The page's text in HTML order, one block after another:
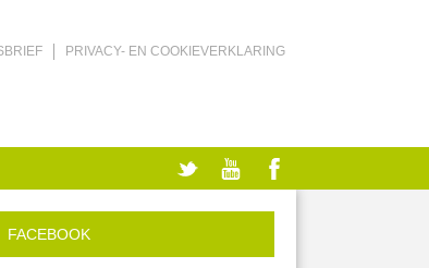
PRIVACY- EN COOKIEVERKLARING
FACEBOOK